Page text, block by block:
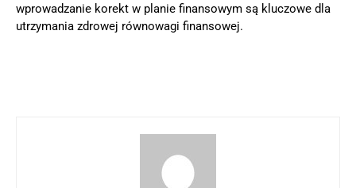
wprowadzanie korekt w planie finansowym są kluczowe dla
utrzymania zdrowej równowagi finansowej.